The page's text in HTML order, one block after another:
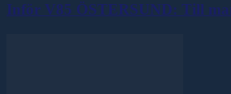
Inför V85 ÖSTERSUND: Till